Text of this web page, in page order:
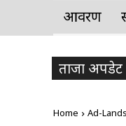
आवरण
ताजा अपडेट
Home Ad-